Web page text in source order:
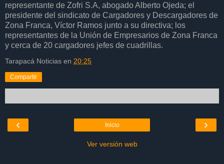
representante de Zofri S.A, abogado Alberto Ojeda; el
presidente del sindicato de Cargadores y Descargadores de
Zona Franca, Víctor Ramos junto a su directiva; los
representantes de la Unión de Empresarios de Zona Franca
y cerca de 20 cargadores jefes de cuadrillas.
Tarapacá Noticias en 20:25
Compartir
‹ ›
Inicio
Ver versión web